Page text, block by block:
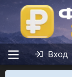
Вход